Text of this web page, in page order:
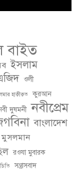
বাইত
ইসলাম
ওলী
হাক্বীক্বত কুরআন
দুষমনী নবীপ্রেম
বাংলাদেশ
মুসলমান
রওযা মুবারক
সন্ত্রাসবাদ